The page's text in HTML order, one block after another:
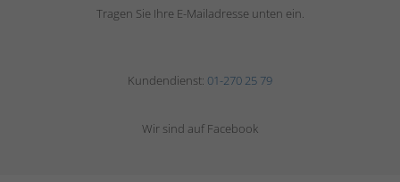
Tragen Sie Ihre E-Mailadresse unten ein.
Kundendienst: 01-270 25 79
Wir sind auf Facebook